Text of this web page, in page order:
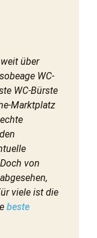
über
WC-
WC-Bürste
Marktplatz
von
viele ist die
beste